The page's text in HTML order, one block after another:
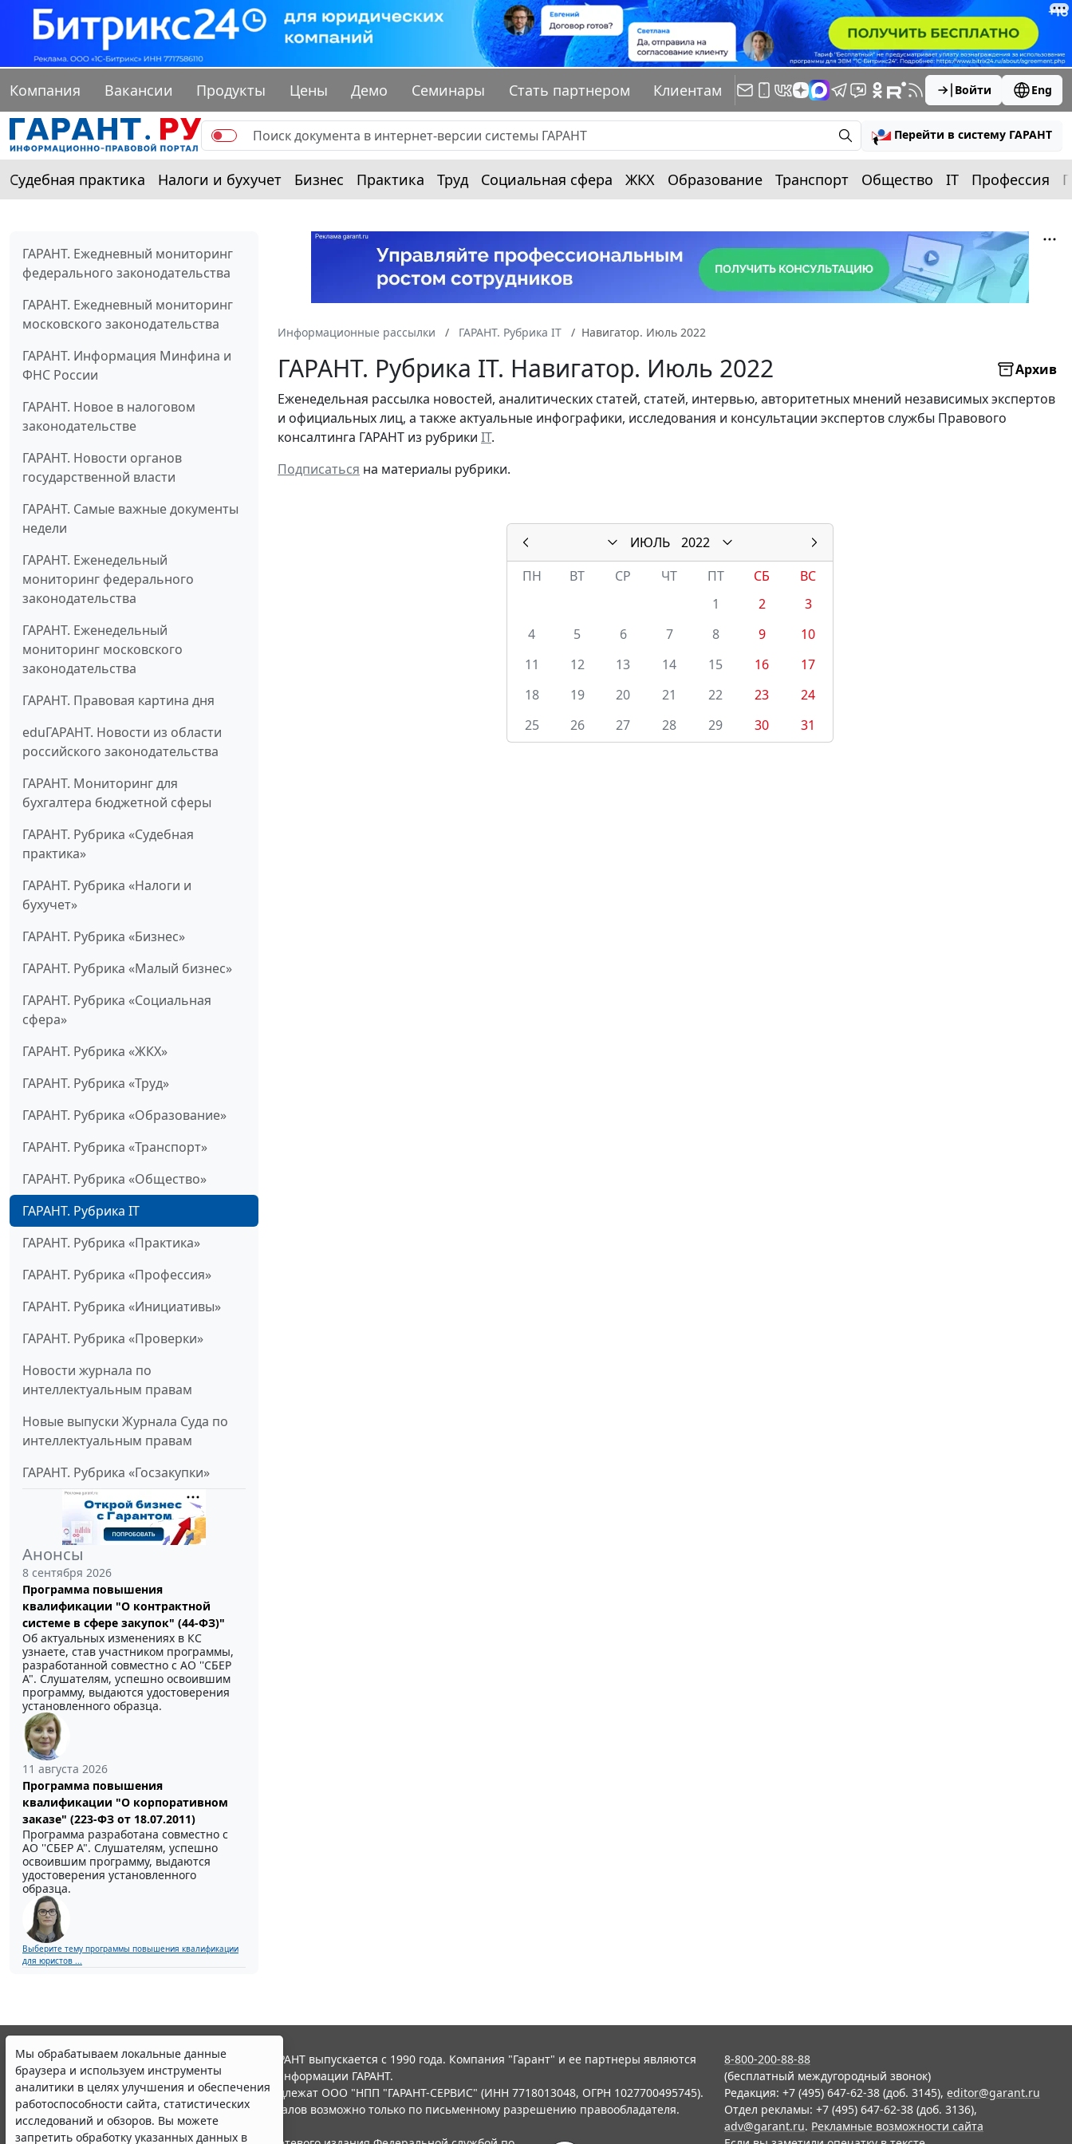
Компания Вакансии Продукты Цены Демо Семинары Стать партнером Клиентам Войти Eng
Перейти в систему ГАРАНТ
Судебная практика Налоги и бухучет Бизнес Практика Труд Социальная сфера ЖКХ Образование Транспорт Общество IT Профессия
ГАРАНТ. Ежедневный мониторинг
федерального законодательства
ГАРАНТ. Ежедневный мониторинг
московского законодательства
ГАРАНТ. Информация Минфина и
ФНС России
ГАРАНТ. Новое в налоговом
законодательстве
ГАРАНТ. Новости органов
государственной власти
ГАРАНТ. Самые важные документы
недели
ГАРАНТ. Еженедельный
мониторинг федерального
законодательства
ГАРАНТ. Еженедельный
мониторинг московского
законодательства
ГАРАНТ. Правовая картина дня
eduГАРАНТ. Новости из области
российского законодательства
ГАРАНТ. Мониторинг для
бухгалтера бюджетной сферы
ГАРАНТ. Рубрика «Судебная
практика»
ГАРАНТ. Рубрика «Налоги и
бухучет»
ГАРАНТ. Рубрика «Бизнес»
ГАРАНТ. Рубрика «Малый бизнес»
ГАРАНТ. Рубрика «Социальная
сфера»
ГАРАНТ. Рубрика «ЖКХ»
ГАРАНТ. Рубрика «Труд»
ГАРАНТ. Рубрика «Образование»
ГАРАНТ. Рубрика «Транспорт»
ГАРАНТ. Рубрика «Общество»
ГАРАНТ. Рубрика IT
ГАРАНТ. Рубрика «Практика»
ГАРАНТ. Рубрика «Профессия»
ГАРАНТ. Рубрика «Инициативы»
ГАРАНТ. Рубрика «Проверки»
Новости журнала по
интеллектуальным правам
Новые выпуски Журнала Суда по
интеллектуальным правам
ГАРАНТ. Рубрика «Госзакупки»
Анонсы
8 сентября 2026
Программа повышения
квалификации "О контрактной
системе в сфере закупок" (44-ФЗ)"
Об актуальных изменениях в КС
узнаете, став участником программы,
разработанной совместно с АО ''СБЕР
А". Слушателям, успешно освоившим
программу, выдаются удостоверения
установленного образца.
11 августа 2026
Программа повышения
квалификации "О корпоративном
заказе" (223-ФЗ от 18.07.2011)
Программа разработана совместно с
АО ''СБЕР А". Слушателям, успешно
освоившим программу, выдаются
удостоверения установленного
образца.
Выберите тему программы повышения квалификации
для юристов ...
Информационные рассылки ГАРАНТ. Рубрика IT Навигатор. Июль 2022
ГАРАНТ. Рубрика IT. Навигатор. Июль 2022
Архив
Еженедельная рассылка новостей, аналитических статей, статей, интервью, авторитетных мнений независимых экспертов
и официальных лиц, а также актуальные инфографики, исследования и консультации экспертов службы Правового
консалтинга ГАРАНТ из рубрики IT.
Подписаться на материалы рубрики.
ИЮЛЬ
2022
ПН
ВТ СР ЧТ ПТ СБ
ВС
1
2
3
4
5 6 7 8 9
10
11
12 13 14 15 16
17
18
19 20 21 22 23
24
25
26 27 28 29 30 31
Мы обрабатываем локальные данные
браузера и используем инструменты
аналитики в целях улучшения и обеспечения
работоспособности сайта, статистических
исследований и обзоров. Вы можете
запретить обработку указанных данных в
© ООО "НПП "ГАРАНТ-СЕРВИС", 2026. Система ГАРАНТ выпускается с 1990 года. Компания "Гарант" и ее партнеры являются
участниками Российской ассоциации правовой информации ГАРАНТ.
Все права на материалы сайта ГАРАНТ.РУ принадлежат ООО "НПП "ГАРАНТ-СЕРВИС" (ИНН 7718013048, ОГРН 1027700495745).
Полное или частичное воспроизведение материалов возможно только по письменному разрешению правообладателя.
Правила использования портала.
8-800-200-88-88
(бесплатный междугородный звонок)
Редакция: +7 (495) 647-62-38 (доб. 3145), editor@garant.ru
Отдел рекламы: +7 (495) 647-62-38 (доб. 3136),
adv@garant.ru. Рекламные возможности сайта